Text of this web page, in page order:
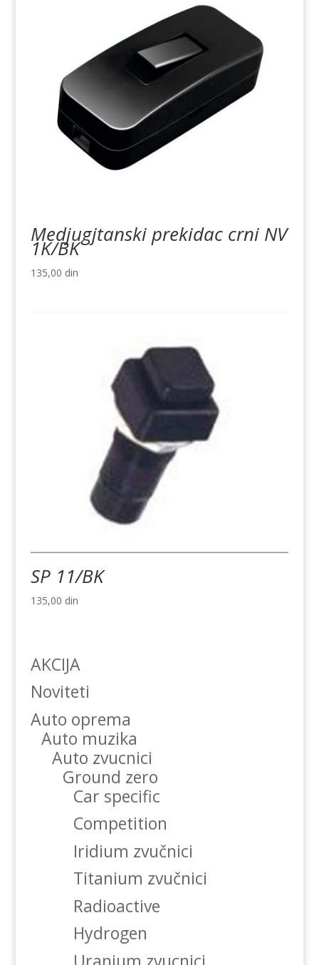
Medjugjtanski prekidac crni NV
1K/BK
135,00 din
SP 11/BK
135,00 din
AKCIJA
Noviteti
Auto oprema
Auto muzika
Auto zvucnici
Ground zero
Car specific
Competition
Iridium zvučnici
Titanium zvučnici
Radioactive
Hydrogen